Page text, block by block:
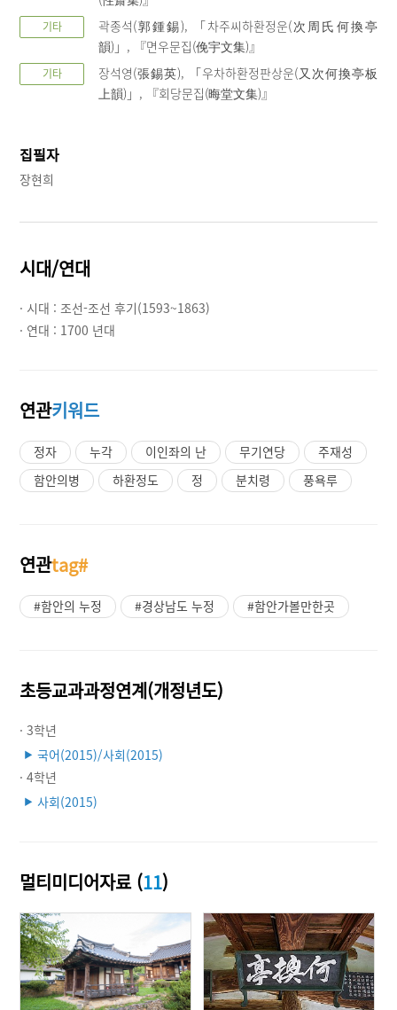
기타
곽종석(郭鍾錫), 「차주씨하환정운(次周氏何換亭
韻)」, 『면우문집(俛宇文集)』
기타
장석영(張錫英), 「우차하환정판상운(又次何換亭板
上韻)」, 『회당문집(晦堂文集)』
집필자
장현희
시대/연대
· 시대 :조선-조선 후기(1593~1863)
· 연대 : 1700 년대
연관키워드
정자 누각 이인좌의 난 무기연당
주재성
함안의병
하환정도 정 분치령 풍욕루
연관tag#
#함안의 누정 #경상남도 누정 #함안가볼만한곳
초등교과과정연계(개정년도)
· 3학년
▶ 국어(2015)/사회(2015)
· 4학년
▶ 사회(2015)
멀티미디어자료 (11)